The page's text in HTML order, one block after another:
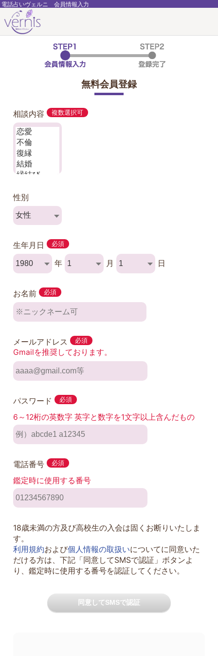
電話占いヴェルニ 会員情報入力
無料会員登録
相談内容 複数選択可
性別
生年月日 必須
年 月 日
お名前 必須
メールアドレス 必須
Gmailを推奨しております。
パスワード 必須
6～12桁の英数字 英字と数字を1文字以上含んだもの
電話番号 必須
鑑定時に使用する番号
18歳未満の方及び高校生の入会は固くお断りいたしま
す。
利用規約および個人情報の取扱いについてに同意いた
だける方は、下記「同意してSMSで認証」ボタンよ
り、鑑定時に使用する番号を認証してください。
同意してSMSで認証